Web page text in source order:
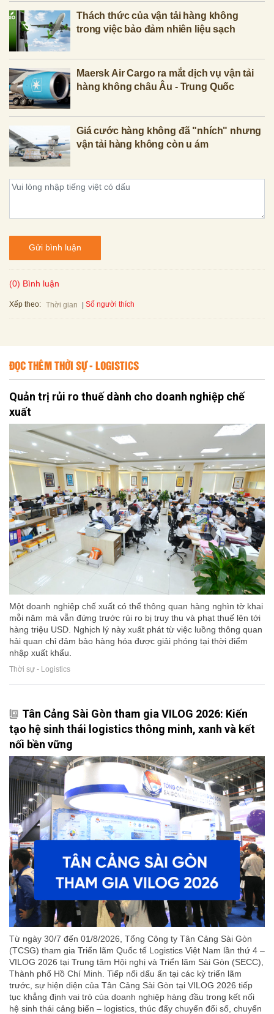
Thách thức của vận tải hàng không
trong việc bảo đảm nhiên liệu sạch
Maersk Air Cargo ra mắt dịch vụ vận tải
hàng không châu Âu - Trung Quốc
Giá cước hàng không đã "nhích" nhưng
vận tải hàng không còn u ám
Gửi bình luận
(0) Bình luận
Xếp theo: Thời gian Số người thích
ĐỌC THÊM THỜI SỰ - LOGISTICS
Quản trị rủi ro thuế dành cho doanh nghiệp chế
xuất
Một doanh nghiệp chế xuất có thể thông quan hàng nghìn tờ khai
mỗi năm mà vẫn đứng trước rủi ro bị truy thu và phạt thuế lên tới
hàng triệu USD. Nghịch lý này xuất phát từ việc luồng thông quan
hải quan chỉ đảm bảo hàng hóa được giải phóng tại thời điểm
nhập xuất khẩu.
Thời sự - Logistics
Tân Cảng Sài Gòn tham gia VILOG 2026: Kiến
tạo hệ sinh thái logistics thông minh, xanh và kết
nối bền vững
Từ ngày 30/7 đến 01/8/2026, Tổng Công ty Tân Cảng Sài Gòn
(TCSG) tham gia Triển lãm Quốc tế Logistics Việt Nam lần thứ 4 –
VILOG 2026 tại Trung tâm Hội nghị và Triển lãm Sài Gòn (SECC),
Thành phố Hồ Chí Minh. Tiếp nối dấu ấn tại các kỳ triển lãm
trước, sự hiện diện của Tân Cảng Sài Gòn tại VILOG 2026 tiếp
tục khẳng định vai trò của doanh nghiệp hàng đầu trong kết nối
hệ sinh thái cảng biển – logistics, thúc đẩy chuyển đổi số, chuyển